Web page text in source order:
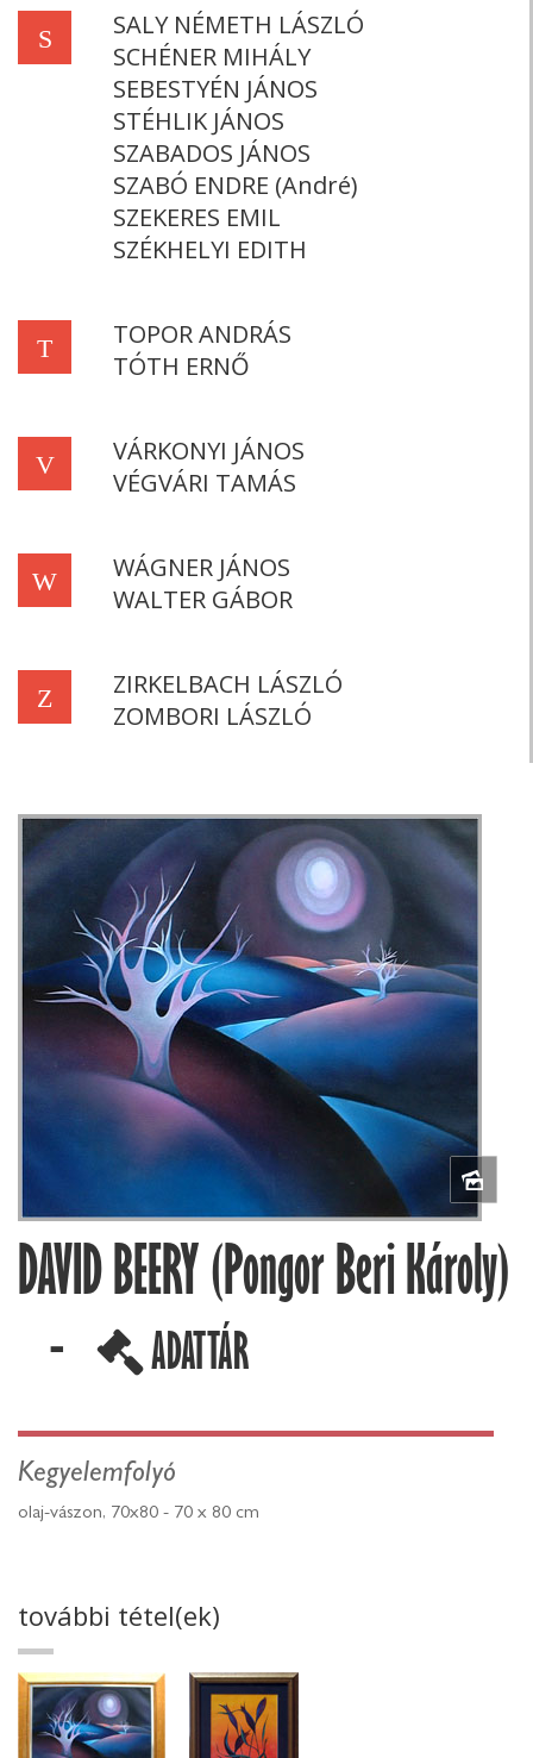
S
SALY NÉMETH LÁSZLÓ
SCHÉNER MIHÁLY
SEBESTYÉN JÁNOS
STÉHLIK JÁNOS
SZABADOS JÁNOS
SZABÓ ENDRE (André)
SZEKERES EMIL
SZÉKHELYI EDITH
T
TOPOR ANDRÁS
TÓTH ERNŐ
V
VÁRKONYI JÁNOS
VÉGVÁRI TAMÁS
W
WÁGNER JÁNOS
WALTER GÁBOR
Z
ZIRKELBACH LÁSZLÓ
ZOMBORI LÁSZLÓ
DAVID BEERY (Pongor Beri Károly)
-
ADATTÁR
Kegyelemfolyó
olaj-vászon, 70x80 - 70 x 80 cm
további tétel(ek)